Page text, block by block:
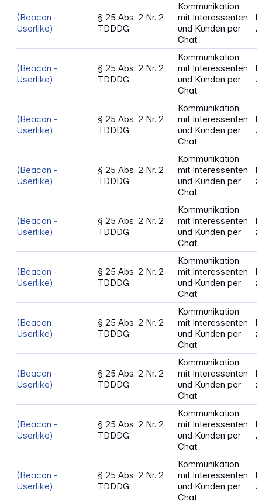
(Beacon -
Userlike)
§ 25 Abs. 2 Nr. 2
TDDDG
Kommunikation
mit Interessenten
und Kunden per
Chat
(Beacon -
Userlike)
§ 25 Abs. 2 Nr. 2
TDDDG
Kommunikation
mit Interessenten
und Kunden per
Chat
(Beacon -
Userlike)
§ 25 Abs. 2 Nr. 2
TDDDG
Kommunikation
mit Interessenten
und Kunden per
Chat
(Beacon -
Userlike)
§ 25 Abs. 2 Nr. 2
TDDDG
Kommunikation
mit Interessenten
und Kunden per
Chat
(Beacon -
Userlike)
§ 25 Abs. 2 Nr. 2
TDDDG
Kommunikation
mit Interessenten
und Kunden per
Chat
(Beacon -
Userlike)
§ 25 Abs. 2 Nr. 2
TDDDG
Kommunikation
mit Interessenten
und Kunden per
Chat
(Beacon -
Userlike)
§ 25 Abs. 2 Nr. 2
TDDDG
Kommunikation
mit Interessenten
und Kunden per
Chat
(Beacon -
Userlike)
§ 25 Abs. 2 Nr. 2
TDDDG
Kommunikation
mit Interessenten
und Kunden per
Chat
(Beacon -
Userlike)
§ 25 Abs. 2 Nr. 2
TDDDG
Kommunikation
mit Interessenten
und Kunden per
Chat
(Beacon -
Userlike)
§ 25 Abs. 2 Nr. 2
TDDDG
Kommunikation
mit Interessenten
und Kunden per
Chat